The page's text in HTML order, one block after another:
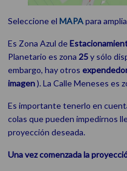
Seleccione elMAPApara
Es Zona Azul de
Planetario es zona25y sólo
embargo, hay otros
imagen). La Calle Meneses es
Es importante tenerlo en
colas que pueden impedirnos
proyección deseada.
Una vez comenzada la